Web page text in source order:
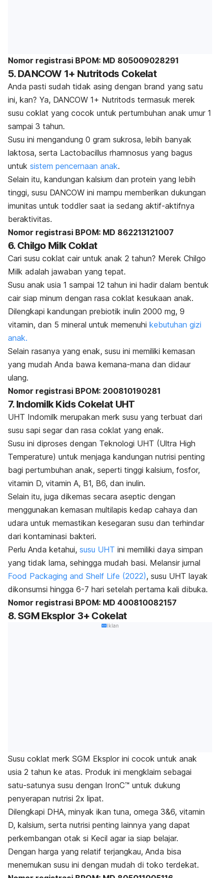
Nomor registrasi BPOM: MD 805009028291
5. DANCOW 1+ Nutritods Cokelat
Anda pasti sudah tidak asing dengan brand yang satu
ini, kan? Ya, DANCOW 1+ Nutritods termasuk merek
susu coklat yang cocok untuk pertumbuhan anak umur 1
sampai 3 tahun.
Susu ini mengandung 0 gram sukrosa, lebih banyak
laktosa, serta Lactobacillus rhamnosus yang bagus
untuk sistem pencernaan anak.
Selain itu, kandungan kalsium dan protein yang lebih
tinggi, susu DANCOW ini mampu memberikan dukungan
imunitas untuk toddler saat ia sedang aktif-aktifnya
beraktivitas.
Nomor registrasi BPOM: MD 862213121007
6. Chilgo Milk Coklat
Cari susu coklat cair untuk anak 2 tahun? Merek Chilgo
Milk adalah jawaban yang tepat.
Susu anak usia 1 sampai 12 tahun ini hadir dalam bentuk
cair siap minum dengan rasa coklat kesukaan anak.
Dilengkapi kandungan prebiotik inulin 2000 mg, 9
vitamin, dan 5 mineral untuk memenuhi kebutuhan gizi
anak.
Selain rasanya yang enak, susu ini memiliki kemasan
yang mudah Anda bawa kemana-mana dan didaur
ulang.
Nomor registrasi BPOM: 200810190281
7. Indomilk Kids Cokelat UHT
UHT Indomilk merupakan merk susu yang terbuat dari
susu sapi segar dan rasa coklat yang enak.
Susu ini diproses dengan Teknologi UHT (Ultra High
Temperature) untuk menjaga kandungan nutrisi penting
bagi pertumbuhan anak, seperti tinggi kalsium, fosfor,
vitamin D, vitamin A, B1, B6, dan inulin.
Selain itu, juga dikemas secara aseptic dengan
menggunakan kemasan multilapis kedap cahaya dan
udara untuk memastikan kesegaran susu dan terhindar
dari kontaminasi bakteri.
Perlu Anda ketahui, susu UHT ini memiliki daya simpan
yang tidak lama, sehingga mudah basi. Melansir jurnal
Food Packaging and Shelf Life (2022), susu UHT layak
dikonsumsi hingga 6-7 hari setelah pertama kali dibuka.
Nomor registrasi BPOM: MD 400810082157
8. SGM Eksplor 3+ Cokelat
Iklan
Susu coklat merk SGM Eksplor ini cocok untuk anak
usia 2 tahun ke atas. Produk ini mengklaim sebagai
satu-satunya susu dengan IronC™ untuk dukung
penyerapan nutrisi 2x lipat.
Dilengkapi DHA, minyak ikan tuna, omega 3&6, vitamin
D, kalsium, serta nutrisi penting lainnya yang dapat
perkembangan otak si Kecil agar ia siap belajar.
Dengan harga yang relatif terjangkau, Anda bisa
menemukan susu ini dengan mudah di toko terdekat.